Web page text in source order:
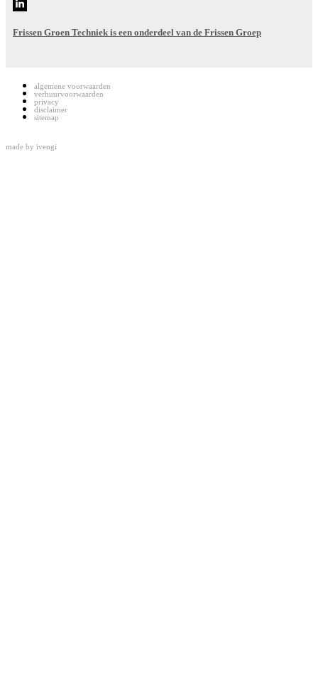
Frissen Groen Techniek is een onderdeel van de Frissen Groep
algemene voorwaarden
verhuurvoorwaarden
privacy
disclaimer
sitemap
made by ivengi